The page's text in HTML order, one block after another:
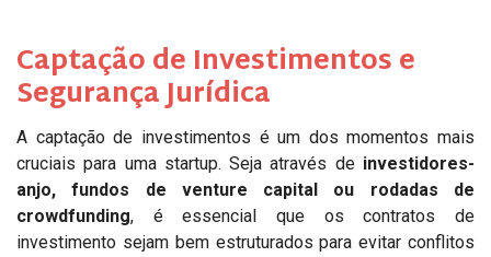
Captação de Investimentos e
Segurança Jurídica
A captação de investimentos é um dos momentos mais
cruciais para uma startup. Seja através de investidores-
anjo, fundos de venture capital ou rodadas de
crowdfunding, é essencial que os contratos de
investimento sejam bem estruturados para evitar conflitos